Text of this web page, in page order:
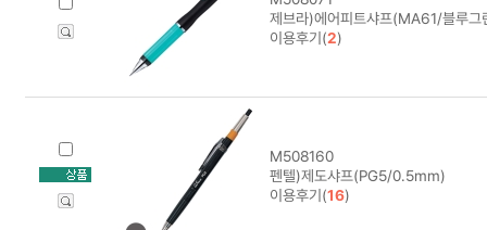
제브라)에어피트샤프(MA61/블루
이용후기(2)
M508160
펜텔)제도샤프(PG5/0.5mm)
이용후기(16)